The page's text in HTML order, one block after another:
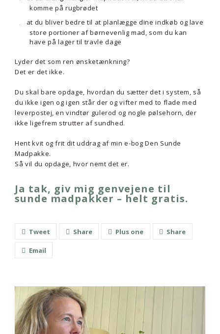
komme på rugbrødet
at du bliver bedre til at planlægge dine indkøb og lave
store portioner af børnevenlig mad, som du kan
have på lager til travle dage
Lyder det som ren ønsketænkning?
Det er det ikke.
Du skal bare opdage, hvordan du sætter det i system, så
du ikke igen og igen står der og vifter med to flade med
leverpostej, en vindtør gulerod og nogle pølsehorn, der
ikke ligefrem strutter af sundhed.
Hent kvit og frit dit uddrag af min e-bog Den Sunde
Madpakke.
Så vil du opdage, hvor nemt det er.
Ja tak, giv mig genvejene til
sunde madpakker – helt gratis.
Tweet Share Plus one Share
Email